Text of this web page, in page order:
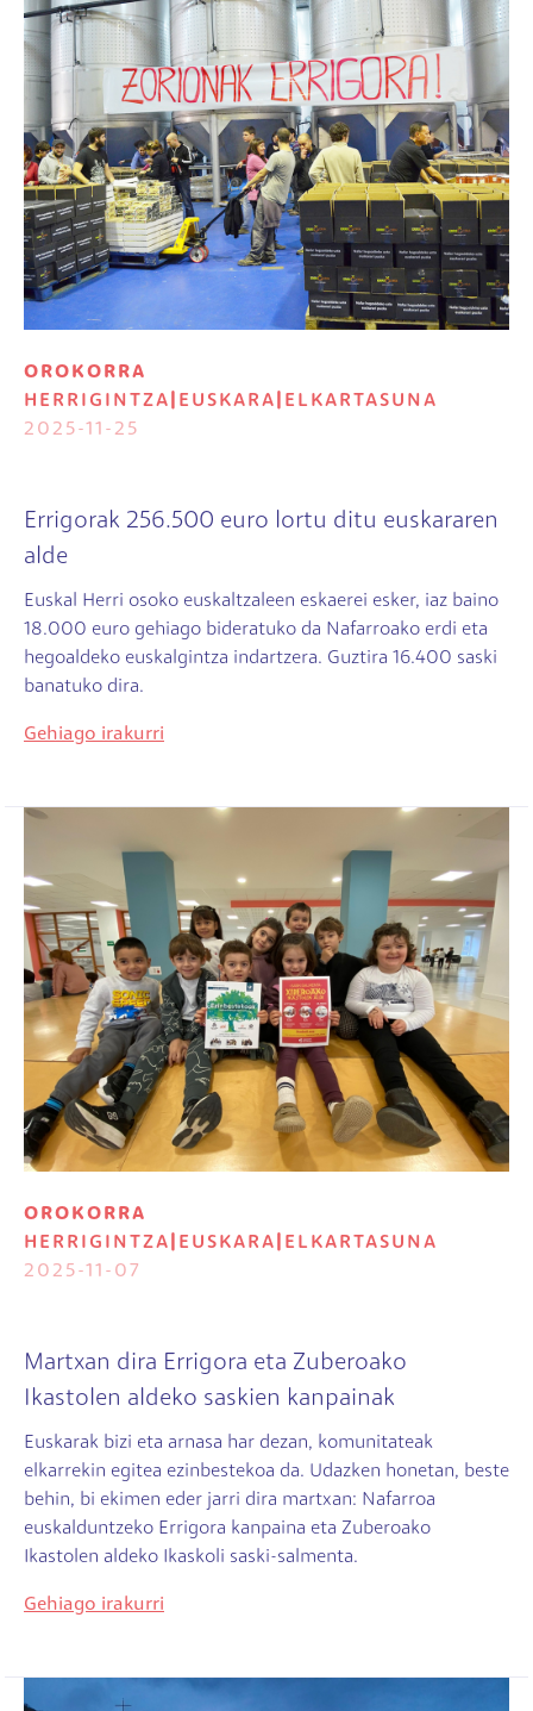
OROKORRA
HERRIGINTZA
EUSKARA
ELKARTASUNA
2025-11-25
Errigorak 256.500 euro lortu ditu euskararen
alde
Euskal Herri osoko euskaltzaleen eskaerei esker, iaz baino
18.000 euro gehiago bideratuko da Nafarroako erdi eta
hegoaldeko euskalgintza indartzera. Guztira 16.400 saski
banatuko dira.
Gehiago irakurri
Irudia
OROKORRA
HERRIGINTZA
EUSKARA
ELKARTASUNA
2025-11-07
Martxan dira Errigora eta Zuberoako
Ikastolen aldeko saskien kanpainak
Euskarak bizi eta arnasa har dezan, komunitateak
elkarrekin egitea ezinbestekoa da. Udazken honetan, beste
behin, bi ekimen eder jarri dira martxan: Nafarroa
euskalduntzeko Errigora kanpaina eta Zuberoako
Ikastolen aldeko Ikaskoli saski-salmenta.
Gehiago irakurri